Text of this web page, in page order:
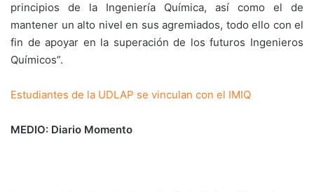
principios de la Ingeniería Química, así como el de
mantener un alto nivel en sus agremiados, todo ello con el
fin de apoyar en la superación de los futuros Ingenieros
Químicos”.
Estudiantes de la UDLAP se vinculan con el IMIQ
MEDIO: Diario Momento